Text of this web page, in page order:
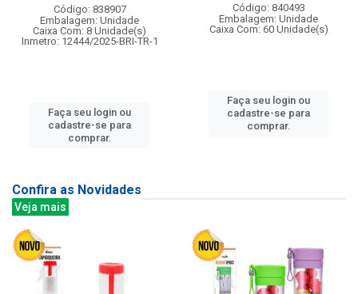
Código: 838907
Embalagem: Unidade
Caixa Com: 8 Unidade(s)
Inmetro: 12444/2025-BRI-TR-1
Faça seu login ou
cadastre-se para
comprar.
Código: 840493
Embalagem: Unidade
Caixa Com: 60 Unidade(s)
Faça seu login ou
cadastre-se para
comprar.
Confira as Novidades
Veja mais